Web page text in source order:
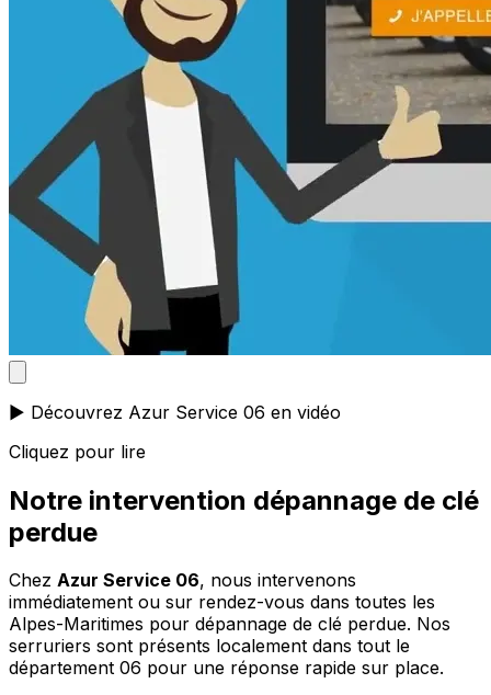
▶️ Découvrez Azur Service 06 en vidéo
Cliquez pour lire
Notre intervention dépannage de clé
perdue
Chez Azur Service 06, nous intervenons
immédiatement ou sur rendez-vous dans toutes les
Alpes-Maritimes pour dépannage de clé perdue. Nos
serruriers sont présents localement dans tout le
département 06 pour une réponse rapide sur place.